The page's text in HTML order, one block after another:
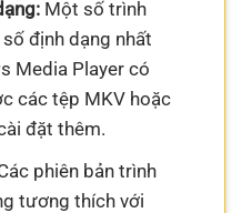
Một số trình
định dạng nhất
Media Player có
các tệp MKV hoặc
đặt thêm.
phiên bản trình
tương thích với